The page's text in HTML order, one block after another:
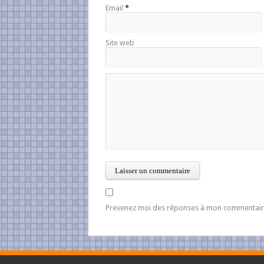
Email *
Site web
Prevenez moi des réponses à mon